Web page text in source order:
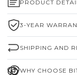
PRODUCT
3-YEAR
SHIPPING AND
WHY CHOOSE